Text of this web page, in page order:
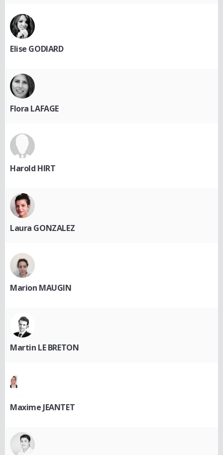
Elise GODIARD
Flora LAFAGE
Harold HIRT
Laura GONZALEZ
Marion MAUGIN
Martin LE BRETON
Maxime JEANTET